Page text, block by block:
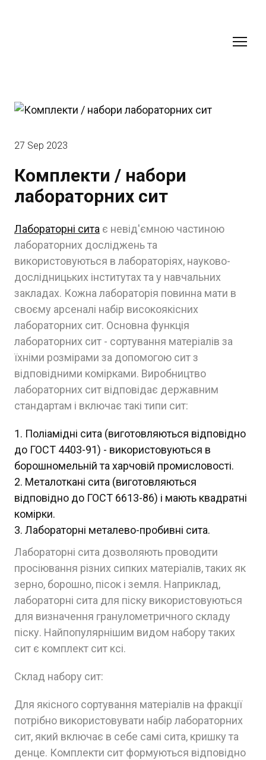
27 Sep 2023
Комплекти / набори
лабораторних сит
Лабораторні сита є невід'ємною частиною
лабораторних досліджень та
використовуються в лабораторіях, науково-
дослідницьких інститутах та у навчальних
закладах. Кожна лабораторія повинна мати в
своєму арсеналі набір високоякісних
лабораторних сит. Основна функція
лабораторних сит - сортування матеріалів за
їхніми розмірами за допомогою сит з
відповідними комірками. Виробництво
лабораторних сит відповідає державним
стандартам і включає такі типи сит:
Поліамідні сита (виготовляються відповідно
до ГОСТ 4403-91) - використовуються в
борошномельній та харчовій промисловості.
Металоткані сита (виготовляються
відповідно до ГОСТ 6613-86) і мають квадратні
комірки.
Лабораторні металево-пробивні сита.
Лабораторні сита дозволяють проводити
просіювання різних сипких матеріалів, таких як
зерно, борошно, пісок і земля. Наприклад,
лабораторні сита для піску використовуються
для визначення гранулометричного складу
піску. Найпопулярнішим видом набору таких
сит є комплект сит ксі.
Склад набору сит:
Для якісного сортування матеріалів на фракції
потрібно використовувати набір лабораторних
сит, який включає в себе самі сита, кришку та
денце. Комплекти сит формуються відповідно